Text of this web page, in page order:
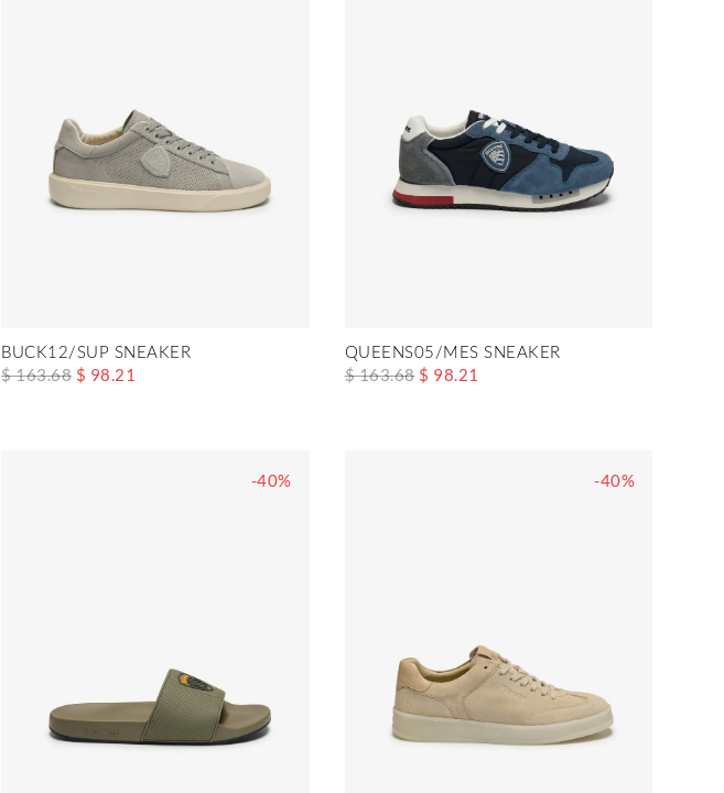
BUCK12/SUP SNEAKER
$ 163.68 $ 98.21
QUEENS05/MES SNEAKER
$ 163.68 $ 98.21
-40% -40%